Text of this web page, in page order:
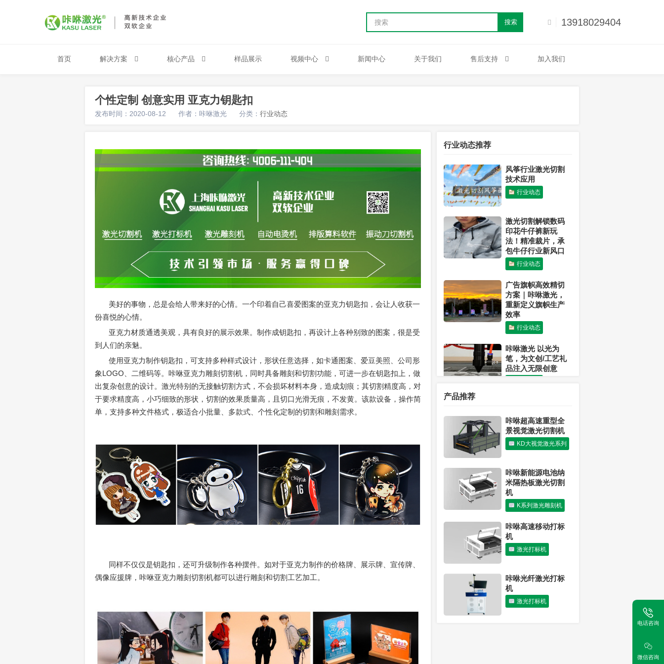
13918029404
搜索
首页 解决方案 核心产品 样品展示 视频中心 新闻中心 关于我们 售后支持 加入我们
个性定制 创意实用 亚克力钥匙扣
发布时间：2020-08-12 作者：咔咻激光 分类： 行业动态
美好的事物，总是会给人带来好的心情。一个印着自己喜爱图案的亚克力钥匙扣，会让人收获一
份喜悦的心情。
亚克力材质通透美观，具有良好的展示效果。制作成钥匙扣，再设计上各种别致的图案，很是受
到人们的亲魅。
使用亚克力制作钥匙扣，可支持多种样式设计，形状任意选择，如卡通图案、爱豆美照、公司形
象LOGO、二维码等。咔咻亚克力雕刻切割机，同时具备雕刻和切割功能，可进一步在钥匙扣上，做
出复杂创意的设计。激光特别的无接触切割方式，不会损坏材料本身，造成划痕；其切割精度高，对
于要求精度高，小巧细致的形状，切割的效果质量高，且切口光滑无痕，不发黄。该款设备，操作简
单，支持多种文件格式，极适合小批量、多款式、个性化定制的切割和雕刻需求。
同样不仅仅是钥匙扣，还可升级制作各种摆件。如对于亚克力制作的价格牌、展示牌、宣传牌、
偶像应援牌，咔咻亚克力雕刻切割机都可以进行雕刻和切割工艺加工。
行业动态推荐
风筝行业激光切割
技术应用
行业动态
激光切割解锁数码
印花牛仔裤新玩
法！精准裁片，承
包牛仔行业新风口
行业动态
广告旗帜高效精切
方案｜咔咻激光，
重新定义旗帜生产
效率
行业动态
咔咻激光 以光为
笔，为文创/工艺礼
品注入无限创意
行业动态
行业动态
产品推荐
咔咻超高速重型全
景视觉激光切割机
KD大视觉激光系列
咔咻新能源电池纳
米隔热板激光切割
机
K系列激光雕刻机
咔咻高速移动打标
机
激光打标机
咔咻光纤激光打标
机
激光打标机
电话咨询
微信咨询